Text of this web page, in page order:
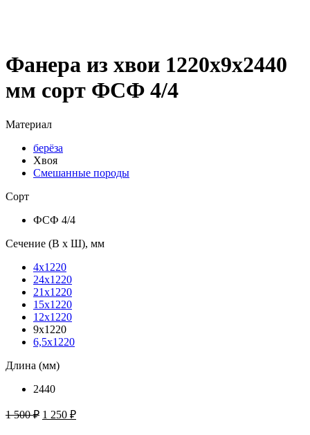
Фанера из хвои 1220х9х2440
мм сорт ФСФ 4/4
Материал
берёза
Хвоя
Смешанные породы
Сорт
ФСФ 4/4
Сечение (В х Ш), мм
4х1220
24х1220
21х1220
15х1220
12х1220
9х1220
6,5х1220
Длина (мм)
2440
1 500₽ 1 250 ₽